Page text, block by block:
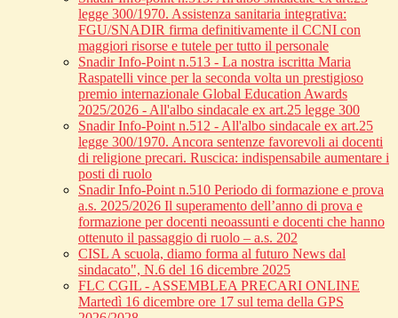
legge 300/1970. Assistenza sanitaria integrativa:
FGU/SNADIR firma definitivamente il CCNI con
maggiori risorse e tutele per tutto il personale
Snadir Info-Point n.513 - La nostra iscritta Maria
Raspatelli vince per la seconda volta un prestigioso
premio internazionale Global Education Awards
2025/2026 - All'albo sindacale ex art.25 legge 300
Snadir Info-Point n.512 - All'albo sindacale ex art.25
legge 300/1970. Ancora sentenze favorevoli ai docenti
di religione precari. Ruscica: indispensabile aumentare i
posti di ruolo
Snadir Info-Point n.510 Periodo di formazione e prova
a.s. 2025/2026 Il superamento dell’anno di prova e
formazione per docenti neoassunti e docenti che hanno
ottenuto il passaggio di ruolo – a.s. 202
CISL A scuola, diamo forma al futuro News dal
sindacato", N.6 del 16 dicembre 2025
FLC CGIL - ASSEMBLEA PRECARI ONLINE
Martedì 16 dicembre ore 17 sul tema della GPS